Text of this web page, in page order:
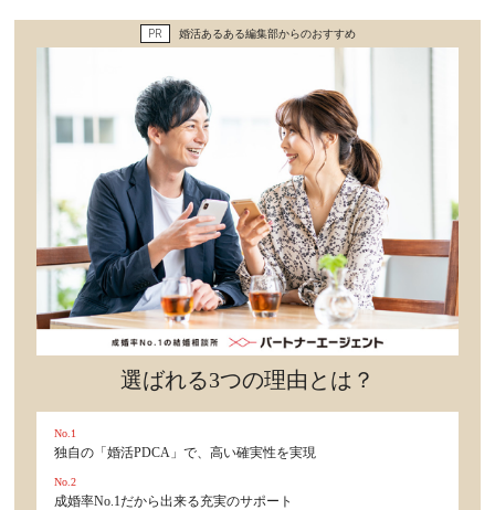
カルチャー・トレンド・芸能
PR 婚活あるある編集部からのおすすめ
選ばれる3つの理由とは？
No.1
独自の「婚活PDCA」で、高い確実性を実現
No.2
成婚率No.1だから出来る充実のサポート